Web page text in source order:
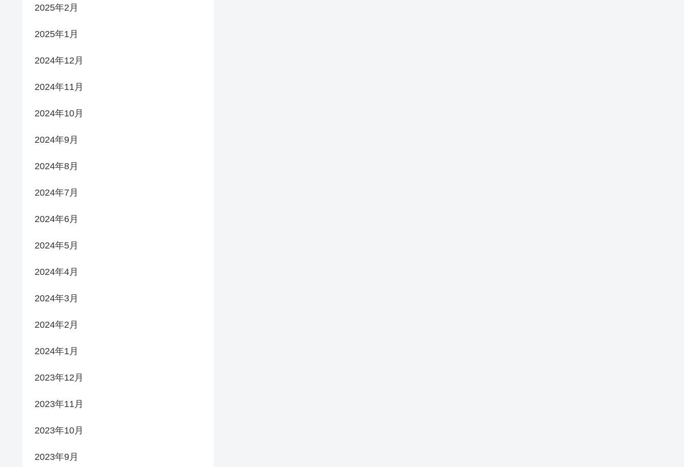
2025年2月
2025年1月
2024年12月
2024年11月
2024年10月
2024年9月
2024年8月
2024年7月
2024年6月
2024年5月
2024年4月
2024年3月
2024年2月
2024年1月
2023年12月
2023年11月
2023年10月
2023年9月